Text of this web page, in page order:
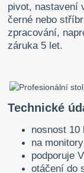
pivot, nastavení
černé nebo
zpracování,
záruka 5 let.
Technické
nosnost 10
na
podporuje
otáčení do